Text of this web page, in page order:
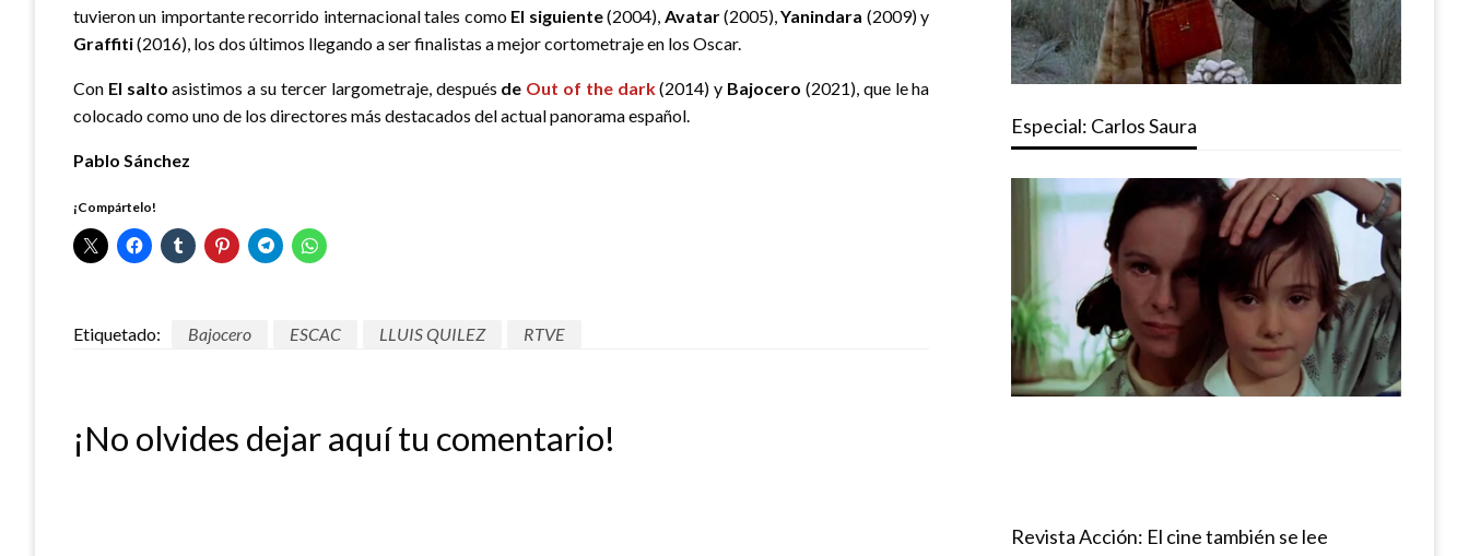
tuvieron un importante recorrido internacional tales comoEl siguiente(2004), Avatar(2005),Yanindara (2009) y
Graffiti(2016), los dos últimos llegando a ser finalistas a mejor cortometraje en los Oscar.
Con El salto asistimos a su tercer largometraje, después de Out of the dark(2014) y Bajocero (2021), que le ha
colocado como uno de los directores más destacados del actual panorama español.
Pablo Sánchez
¡Compártelo!
Etiquetado: Bajocero ESCAC LLUIS QUILEZ RTVE
¡No olvides dejar aquí tu comentario!
Especial: Carlos Saura
Revista Acción: El cine también se lee